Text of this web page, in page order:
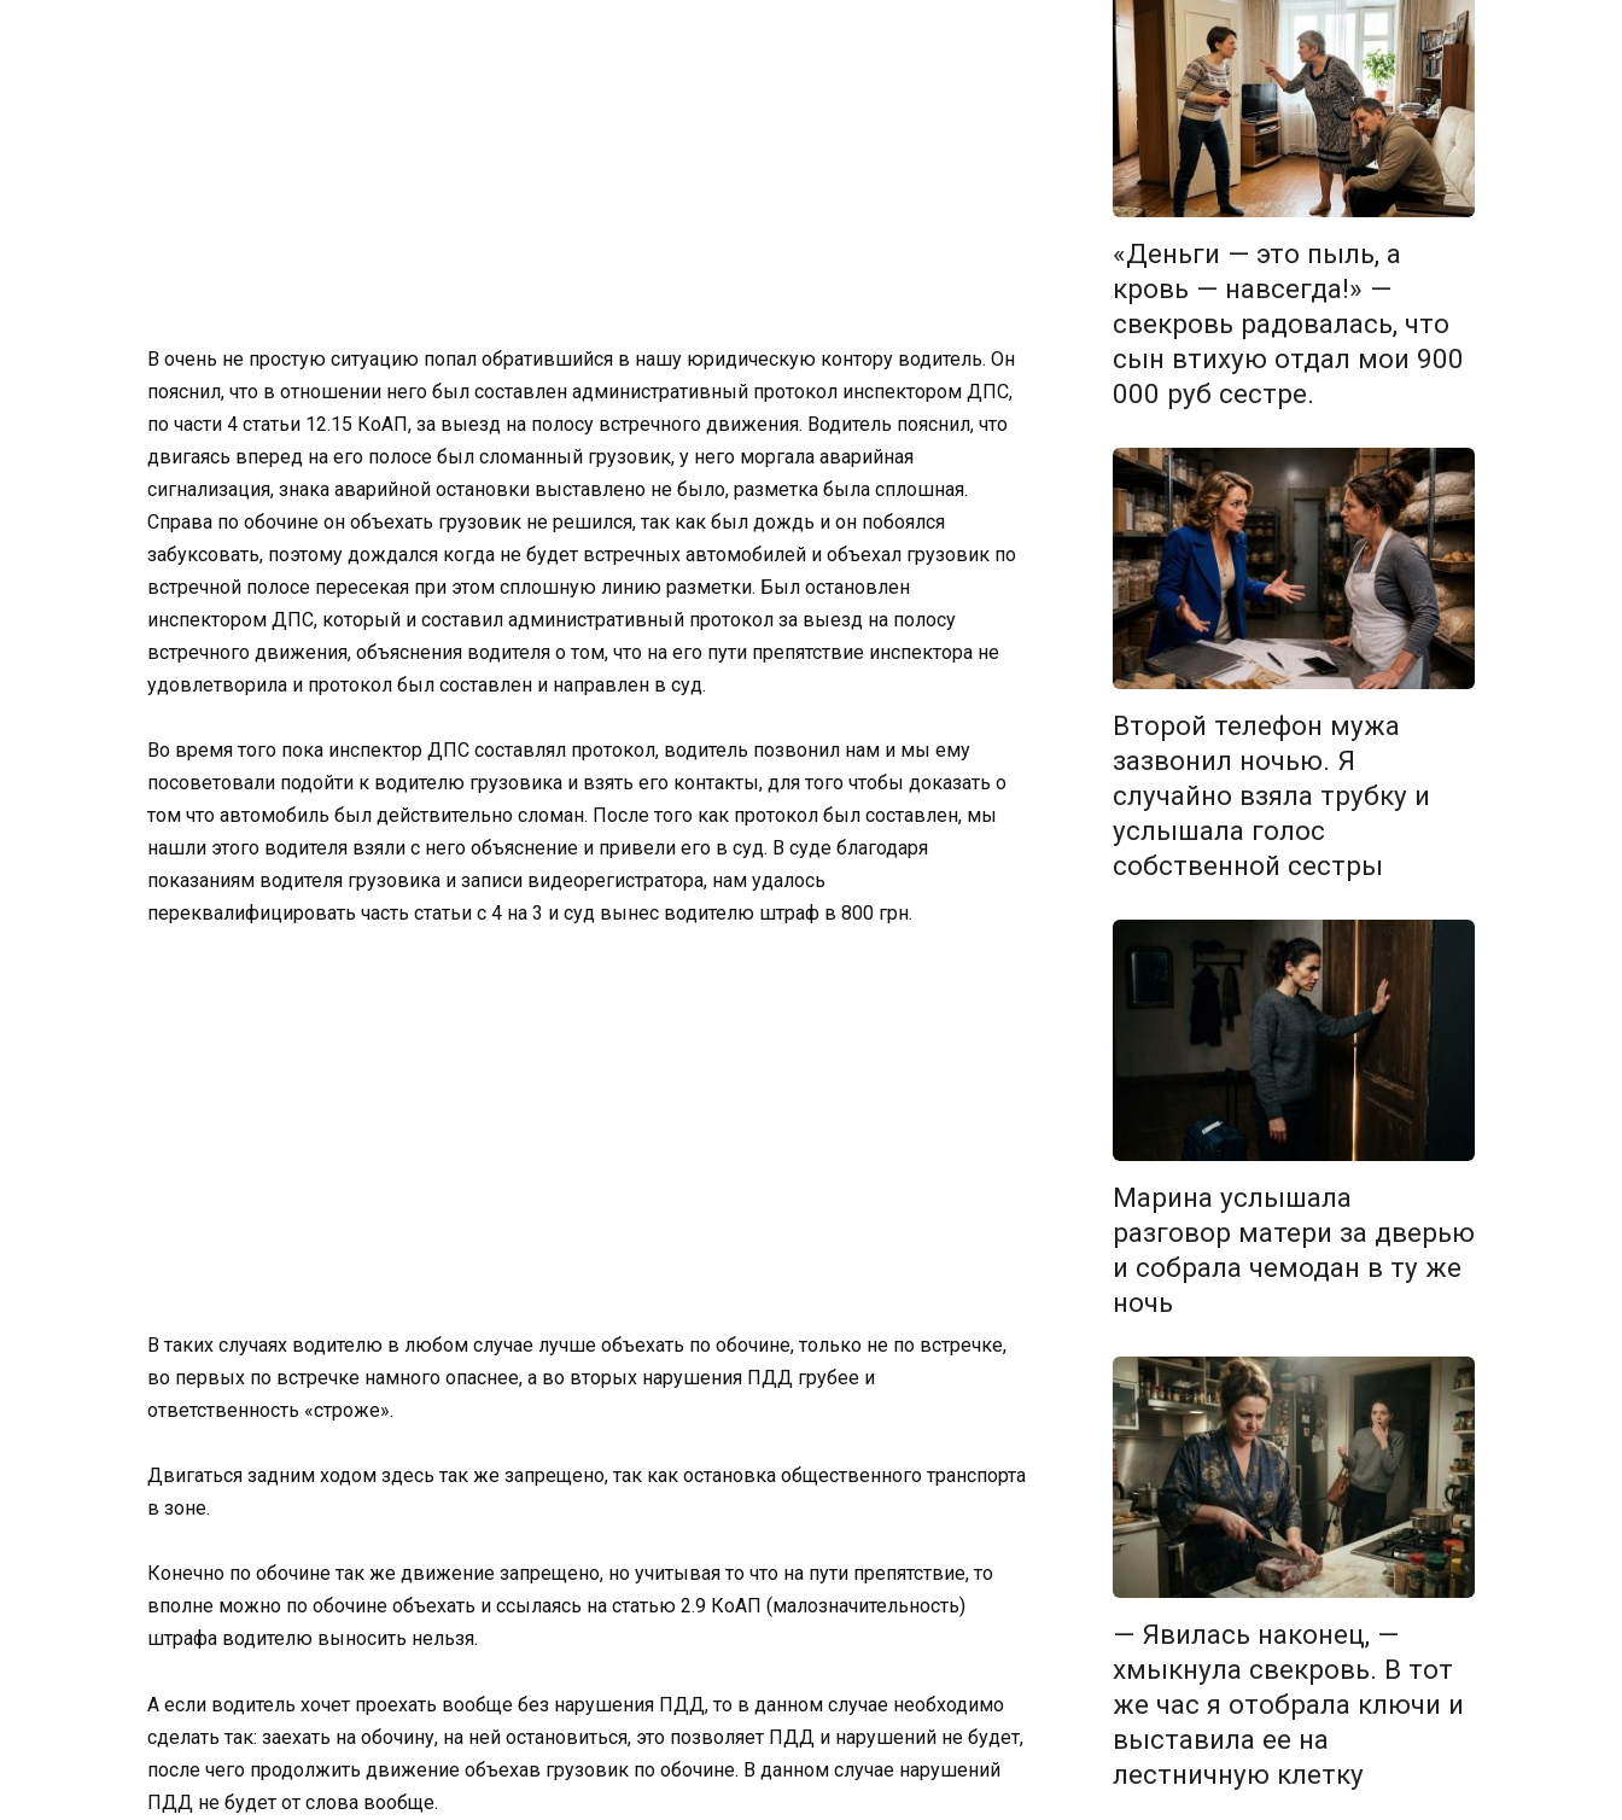
В очень не простую ситуацию попал обратившийся в нашу юридическую контору водитель. Он
пояснил, что в отношении него был составлен административный протокол инспектором ДПС,
по части 4 статьи 12.15 КоАП, за выезд на полосу встречного движения. Водитель пояснил, что
двигаясь вперед на его полосе был сломанный грузовик, у него моргала аварийная
сигнализация, знака аварийной остановки выставлено не было, разметка была сплошная.
Справа по обочине он объехать грузовик не решился, так как был дождь и он побоялся
забуксовать, поэтому дождался когда не будет встречных автомобилей и объехал грузовик по
встречной полосе пересекая при этом сплошную линию разметки. Был остановлен
инспектором ДПС, который и составил административный протокол за выезд на полосу
встречного движения, объяснения водителя о том, что на его пути препятствие инспектора не
удовлетворила и протокол был составлен и направлен в суд.
Во время того пока инспектор ДПС составлял протокол, водитель позвонил нам и мы ему
посоветовали подойти к водителю грузовика и взять его контакты, для того чтобы доказать о
том что автомобиль был действительно сломан. После того как протокол был составлен, мы
нашли этого водителя взяли с него объяснение и привели его в суд. В суде благодаря
показаниям водителя грузовика и записи видеорегистратора, нам удалось
переквалифицировать часть статьи с 4 на 3 и суд вынес водителю штраф в 800 грн.
В таких случаях водителю в любом случае лучше объехать по обочине, только не по встречке,
во первых по встречке намного опаснее, а во вторых нарушения ПДД грубее и
ответственность «строже».
Двигаться задним ходом здесь так же запрещено, так как остановка общественного транспорта
в зоне.
Конечно по обочине так же движение запрещено, но учитывая то что на пути препятствие, то
вполне можно по обочине объехать и ссылаясь на статью 2.9 КоАП (малозначительность)
штрафа водителю выносить нельзя.
А если водитель хочет проехать вообще без нарушения ПДД, то в данном случае необходимо
сделать так: заехать на обочину, на ней остановиться, это позволяет ПДД и нарушений не будет,
после чего продолжить движение объехав грузовик по обочине. В данном случае нарушений
ПДД не будет от слова вообще.
«Деньги — это пыль, а
кровь — навсегда!» —
свекровь радовалась, что
сын втихую отдал мои 900
000 руб сестре.
Второй телефон мужа
зазвонил ночью. Я
случайно взяла трубку и
услышала голос
собственной сестры
Марина услышала
разговор матери за дверью
и собрала чемодан в ту же
ночь
— Явилась наконец, —
хмыкнула свекровь. В тот
же час я отобрала ключи и
выставила ее на
лестничную клетку